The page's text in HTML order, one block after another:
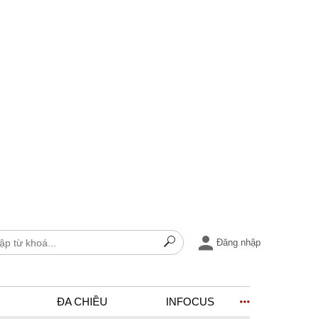
Đăng nhập
ĐA CHIỀU INFOCUS